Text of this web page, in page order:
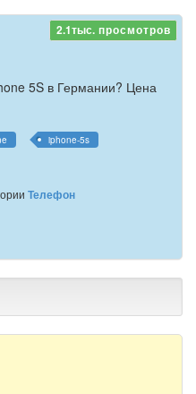
2.1тыс.просмотров
5S в Германии? Цена
iphone-5s
Телефон